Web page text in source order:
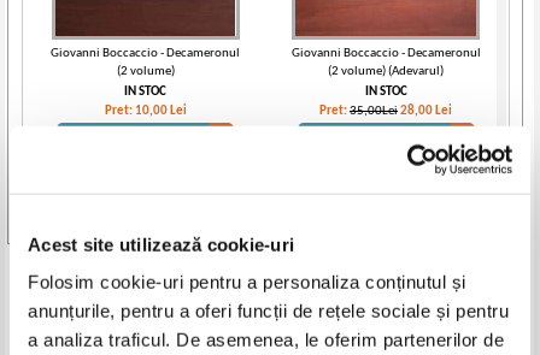
Acest site utilizează cookie-uri
Folosim cookie-uri pentru a personaliza conținutul și
anunțurile, pentru a oferi funcții de rețele sociale și pentru
a analiza traficul. De asemenea, le oferim partenerilor de
Giovanni Boccaccio - Decameronul
(2 volume)
IN STOC
Pret: 10,00 Lei
Giovanni Boccaccio - Decameronul
(2 volume) (Adevarul)
IN STOC
Pret:35,00Lei28,00 Lei
Produse din aceeasi categorie
-50%